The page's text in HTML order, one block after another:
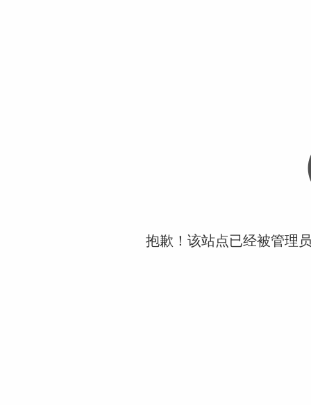
抱歉！该站点已经被管理